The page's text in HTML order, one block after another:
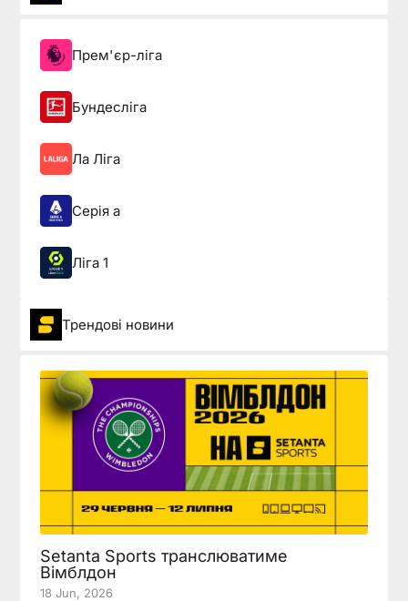
Прем'єр-ліга
Бундесліга
Ла Ліга
Серія а
Ліга 1
Трендові новини
Setanta Sports транслюватиме
Вімблдон
18 Jun, 2026